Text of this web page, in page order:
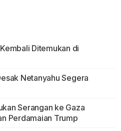
Ditemukan di
Netanyahu Segera
Serangan ke Gaza
Perdamaian Trump